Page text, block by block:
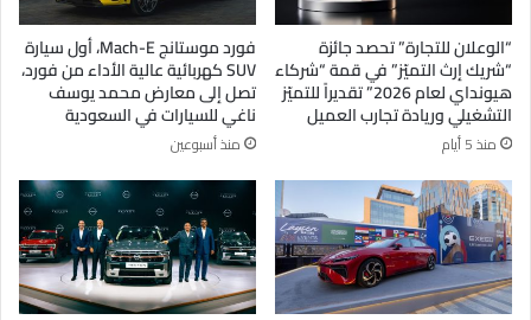
“الوعلان للتجارة” تحصد جائزة
“شريك إرث التميّز” في قمة “شركاء
هيونداي لعام 2026” تقديراً للتميّز
التشغيلي وريادة تجارب العميل
منذ 5 أيام
فورد موستانج Mach-E، أول سيارة
SUV كهربائية عالية الأداء من فورد،
تصل إلى معارض محمد يوسف
ناغي للسيارات في السعودية
منذ أسبوعين